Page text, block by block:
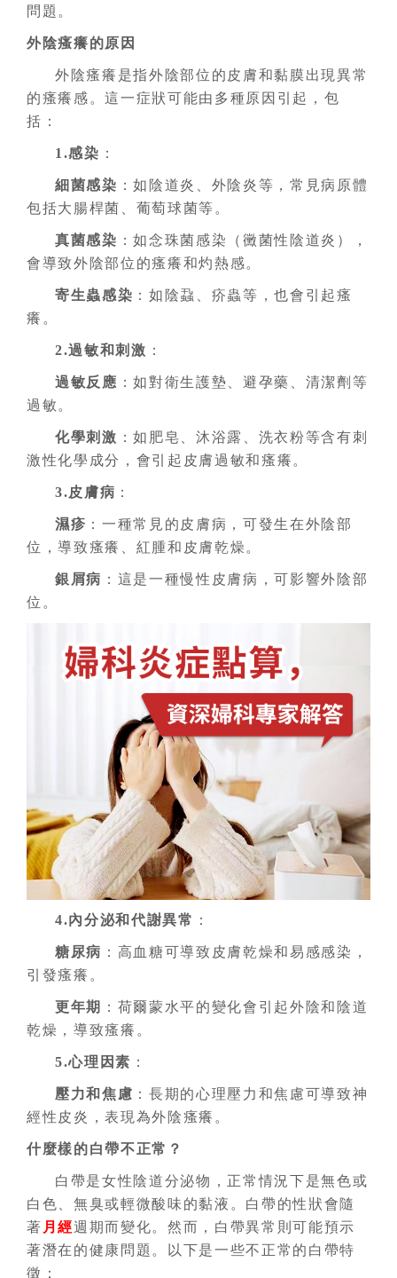
問題。
外陰瘙癢的原因
外陰瘙癢是指外陰部位的皮膚和黏膜出現異常
的瘙癢感。這一症狀可能由多種原因引起，包
括：
1.感染 ：
細菌感染 ：如陰道炎、外陰炎等，常見病原體
包括大腸桿菌、葡萄球菌等。
真菌感染 ：如念珠菌感染（黴菌性陰道炎），
會導致外陰部位的瘙癢和灼熱感。
寄生蟲感染 ：如陰蝨、疥蟲等，也會引起瘙
癢。
2.過敏和刺激 ：
過敏反應 ：如對衛生護墊、避孕藥、清潔劑等
過敏。
化學刺激 ：如肥皂、沐浴露、洗衣粉等含有刺
激性化學成分，會引起皮膚過敏和瘙癢。
3.皮膚病 ：
濕疹 ：一種常見的皮膚病，可發生在外陰部
位，導致瘙癢、紅腫和皮膚乾燥。
銀屑病 ：這是一種慢性皮膚病，可影響外陰部
位。
4.內分泌和代謝異常 ：
糖尿病 ：高血糖可導致皮膚乾燥和易感感染，
引發瘙癢。
更年期
：荷爾蒙水平的變化會引起外陰和陰道
乾燥，導致瘙癢。
5.心理因素 ：
壓力和焦慮 ：長期的心理壓力和焦慮可導致神
經性皮炎，表現為外陰瘙癢。
什麼樣的白帶不正常？
白帶是女性陰道分泌物，正常情況下是無色或
白色、無臭或輕微酸味的黏液。白帶的性狀會隨
著 月經週期而變化。然而，白帶異常則可能預示
著潛在的健康問題。以下是一些不正常的白帶特
徵：